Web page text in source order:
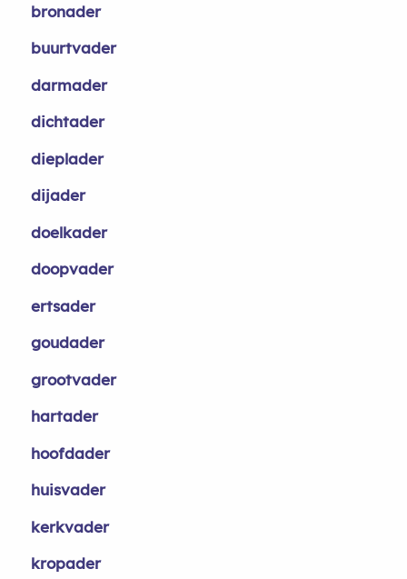
bronader
buurtvader
darmader
dichtader
dieplader
dijader
doelkader
doopvader
ertsader
goudader
grootvader
hartader
hoofdader
huisvader
kerkvader
kropader